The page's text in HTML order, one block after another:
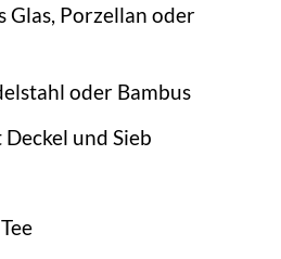
Glas, Porzellan oder
oder Bambus
und Sieb